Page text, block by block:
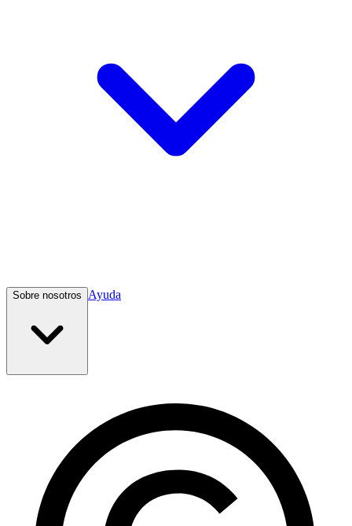
Sobre nosotros Ayuda